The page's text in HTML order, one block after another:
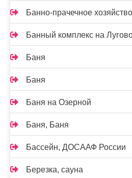
Банно-прачечное
Банный комплекс на
Баня
Баня
Баня на Озерной
Баня, Баня
Бассейн, ДОСААФ России
Березка, сауна